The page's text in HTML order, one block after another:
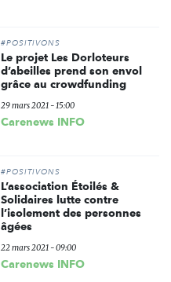
#POSITIVONS
Le projet Les Dorloteurs
d’abeilles prend son envol
grâce au crowdfunding
29 mars 2021 - 15:00
Carenews INFO
#POSITIVONS
L’association Étoilés &
Solidaires lutte contre
l’isolement des personnes
âgées
22 mars 2021 - 09:00
Carenews INFO